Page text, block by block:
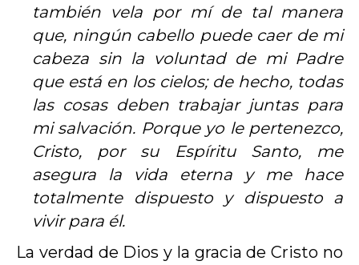
también vela por mí de tal manera
que, ningún cabello puede caer de mi
cabeza sin la voluntad de mi Padre
que está en los cielos; de hecho, todas
las cosas deben trabajar juntas para
mi salvación. Porque yo le pertenezco,
Cristo, por su Espíritu Santo, me
asegura la vida eterna y me hace
totalmente dispuesto y dispuesto a
vivir para él.
La verdad de Dios y la gracia de Cristo no